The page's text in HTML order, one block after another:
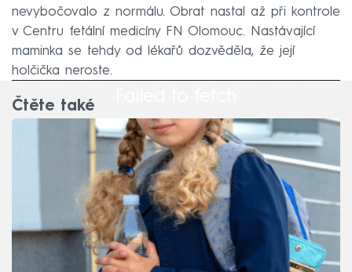
nevybočovalo z normálu. Obrat nastal až při kontrole
v Centru fetální medicíny FN Olomouc. Nastávající
maminka se tehdy od lékařů dozvěděla, že její
holčička neroste.
Čtěte také